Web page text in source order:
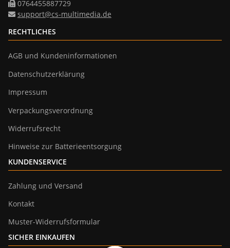
0764455887729
support@cs-multimedia.de
RECHTLICHES
AGB und Kundeninformationen
Datenschutzerklärung
Impressum
Verpackungsverordnung
Widerrufsrecht
Hinweise zur Batterieentsorgung
KUNDENSERVICE
Zahlung und Versand
Kontakt
Muster-Widerrufsformular
SICHER EINKAUFEN